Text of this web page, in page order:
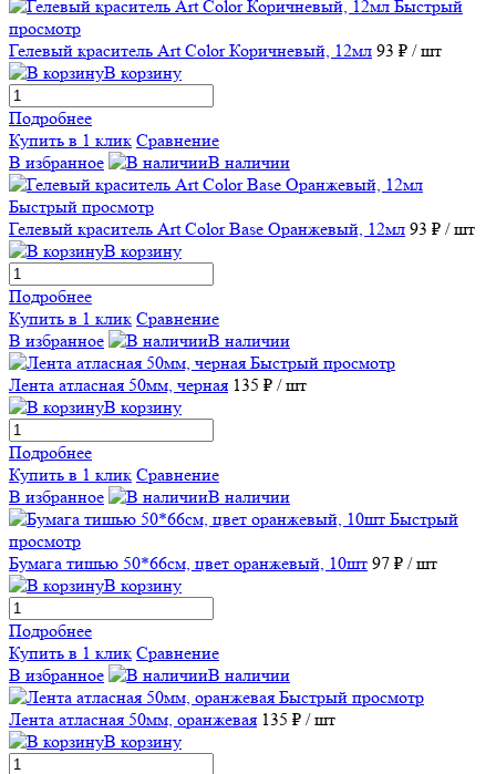
Быстрый
просмотр
Гелевый краситель Art Color Коричневый, 12мл 93 ₽ / шт
В корзину
Подробнее
Купить в 1 клик Сравнение
В избранное
В наличии
Быстрый просмотр
Гелевый краситель Art Color Base Оранжевый, 12мл 93 ₽ / шт
В корзину
Подробнее
Купить в 1 клик Сравнение
В избранное
В наличии
Быстрый просмотр
Лента атласная 50мм, черная 135 ₽ / шт
В корзину
Подробнее
Купить в 1 клик Сравнение
В избранное
В наличии
Быстрый
просмотр
Бумага тишью 50*66см, цвет оранжевый, 10шт 97 ₽ / шт
В корзину
Подробнее
Купить в 1 клик Сравнение
В избранное
В наличии
Быстрый просмотр
Лента атласная 50мм, оранжевая 135 ₽ / шт
В корзину